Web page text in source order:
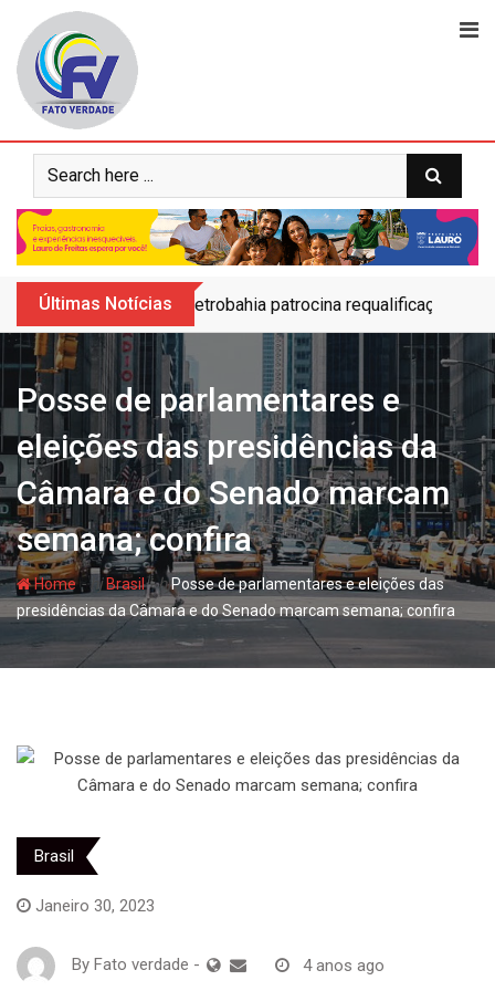
content
Últimas Notícias Petrobahia patrocina requalificação do
Posse de parlamentares e
eleições das presidências da
Câmara e do Senado marcam
semana; confira
Home- hjBrasil- hjPosse de parlamentares e eleições das
presidências da Câmara e do Senado marcam semana; confira
Brasil
Janeiro 30, 2023
By Fato verdade - 4 anos ago